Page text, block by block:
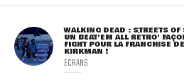
WALKING DEAD : STREETS OF
UN BEAT'EM ALL RÉTRO'
FIGHT POUR LA FRANCHISE
KIRKMAN !
ECRANS